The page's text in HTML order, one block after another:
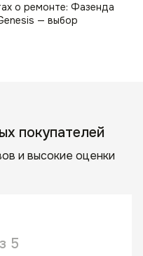
о ремонте: Фазенда
— выбор
покупателей
и высокие оценки
5